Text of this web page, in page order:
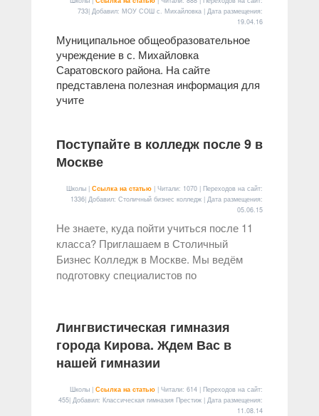
733| Добавил: МОУ СОШ с. Михайловка | Дата размещения:
19.04.16
Муниципальное общеобразовательное
учреждение в с. Михайловка
Саратовского района. На сайте
представлена полезная информация для
учите
Поступайте в колледж после 9 в
Москве
Школы | Ссылка на статью | Читали: 1070 | Переходов на сайт:
1336| Добавил: Столичный бизнес колледж | Дата размещения:
05.06.15
Не знаете, куда пойти учиться после 11
класса? Приглашаем в Столичный
Бизнес Колледж в Москве. Мы ведём
подготовку специалистов по
Лингвистическая гимназия
города Кирова. Ждем Вас в
нашей гимназии
Школы | Ссылка на статью | Читали: 614 | Переходов на сайт:
455| Добавил: Классическая гимназия Престиж | Дата размещения:
11.08.14